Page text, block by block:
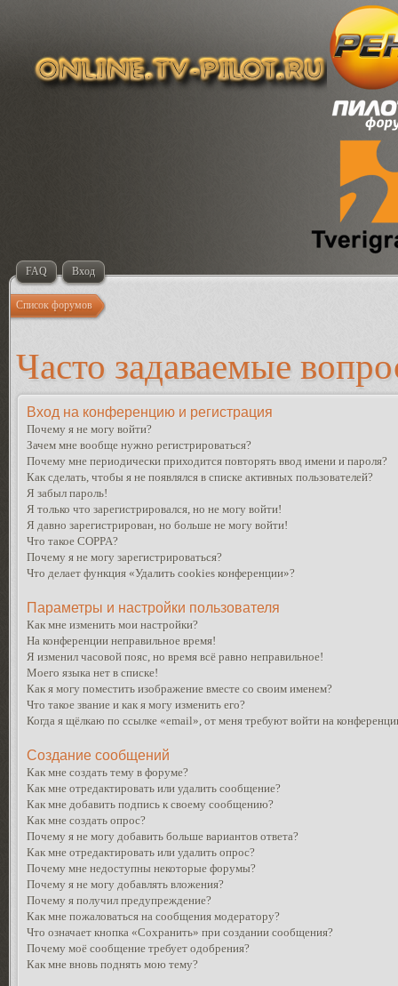
FAQ Вход
Список форумов
Часто задаваемые
Вход на конференцию и регистрация
Почему я не могу войти?
Зачем мне вообще нужно регистрироваться?
Почему мне периодически приходится повторять ввод имени и пароля?
Как сделать, чтобы я не появлялся в списке активных пользователей?
Я забыл пароль!
Я только что зарегистрировался, но не могу войти!
Я давно зарегистрирован, но больше не могу войти!
Что такое COPPA?
Почему я не могу зарегистрироваться?
Что делает функция «Удалить cookies конференции»?
Параметры и настройки пользователя
Как мне изменить мои настройки?
На конференции неправильное время!
Я изменил часовой пояс, но время всё равно неправильное!
Моего языка нет в списке!
Как я могу поместить изображение вместе со своим именем?
Что такое звание и как я могу изменить его?
Когда я щёлкаю по ссылке «email», от меня требуют войти на
Создание сообщений
Как мне создать тему в форуме?
Как мне отредактировать или удалить сообщение?
Как мне добавить подпись к своему сообщению?
Как мне создать опрос?
Почему я не могу добавить больше вариантов ответа?
Как мне отредактировать или удалить опрос?
Почему мне недоступны некоторые форумы?
Почему я не могу добавлять вложения?
Почему я получил предупреждение?
Как мне пожаловаться на сообщения модератору?
Что означает кнопка «Сохранить» при создании сообщения?
Почему моё сообщение требует одобрения?
Как мне вновь поднять мою тему?